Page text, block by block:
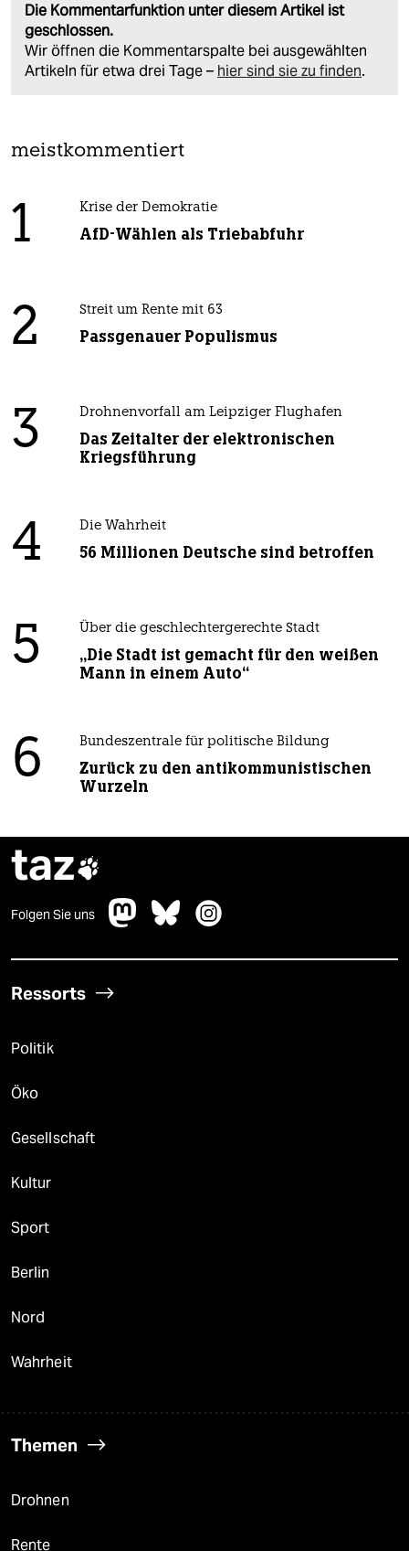
Die Kommentarfunktion unter diesem Artikel ist
geschlossen.
Wir öffnen die Kommentarspalte bei ausgewählten
Artikeln für etwa drei Tage – hier sind sie zu finden.
meistkommentiert
1 Krise der Demokratie
AfD-Wählen als Triebabfuhr
2 Streit um Rente mit 63
Passgenauer Populismus
3 Drohnenvorfall am Leipziger Flughafen
Das Zeitalter der elektronischen
Kriegsführung
4 Die Wahrheit
56 Millionen Deutsche sind betroffen
5 Über die geschlechtergerechte Stadt
„Die Stadt ist gemacht für den weißen
Mann in einem Auto“
6 Bundeszentrale für politische Bildung
Zurück zu den antikommunistischen
Wurzeln
taz
Folgen Sie uns
Ressorts
Politik
Öko
Gesellschaft
Kultur
Sport
Berlin
Nord
Wahrheit
Themen
Drohnen
Rente